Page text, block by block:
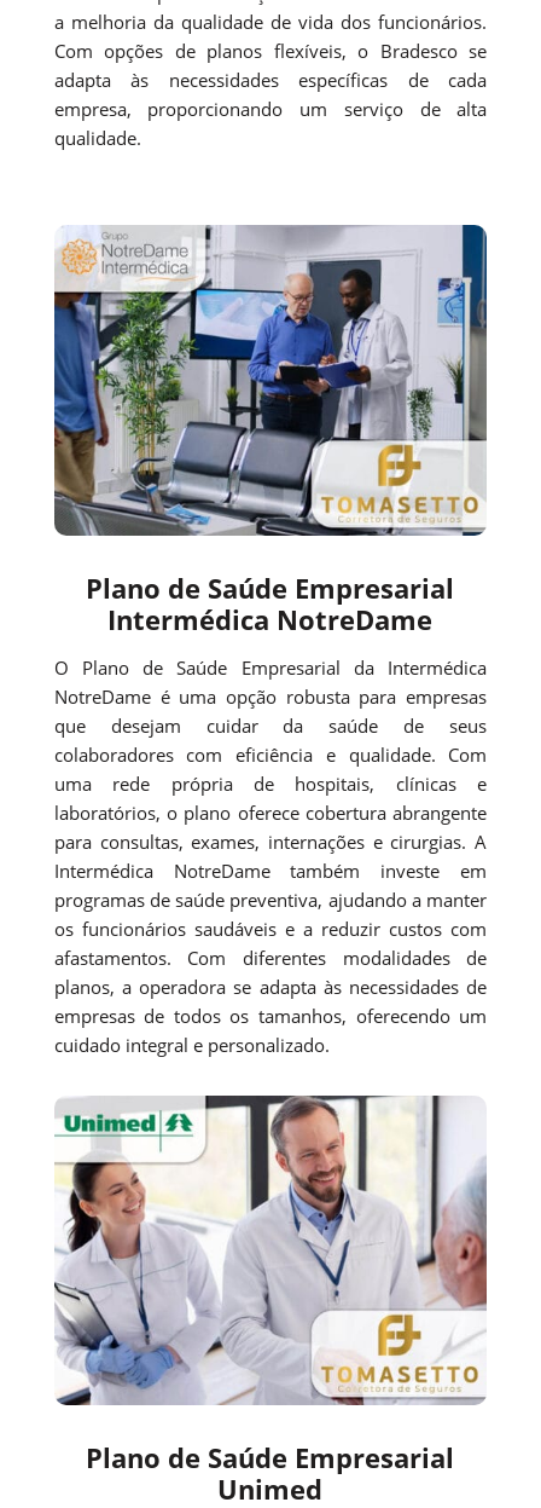
a melhoria da qualidade de vida dos funcionários.
Com opções de planos flexíveis, o Bradesco se
adapta às necessidades específicas de cada
empresa, proporcionando um serviço de alta
qualidade.
Plano de Saúde Empresarial
Intermédica NotreDame
O Plano de Saúde Empresarial da Intermédica
NotreDame é uma opção robusta para empresas
que desejam cuidar da saúde de seus
colaboradores com eficiência e qualidade. Com
uma rede própria de hospitais, clínicas e
laboratórios, o plano oferece cobertura abrangente
para consultas, exames, internações e cirurgias. A
Intermédica NotreDame também investe em
programas de saúde preventiva, ajudando a manter
os funcionários saudáveis e a reduzir custos com
afastamentos. Com diferentes modalidades de
planos, a operadora se adapta às necessidades de
empresas de todos os tamanhos, oferecendo um
cuidado integral e personalizado.
Plano de Saúde Empresarial
Unimed